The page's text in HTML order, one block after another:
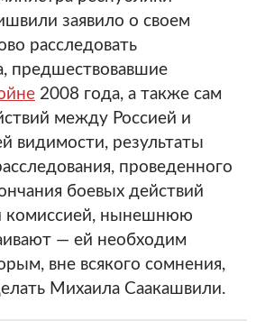
заявило о своем
расследовать
предшествовавшие
2008 года, а также сам
между Россией и
видимости, результаты
проведенного
боевых действий
комиссией, нынешнюю
— ей необходим
вне всякого сомнения,
Михаила Саакашвили.